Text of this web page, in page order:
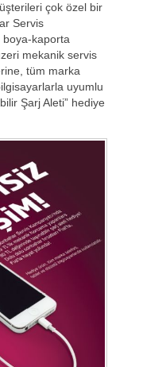
çok özel bir
Servis
boya-kaporta
mekanik servis
tüm marka
uyumlu
Şarj Aleti” hediye